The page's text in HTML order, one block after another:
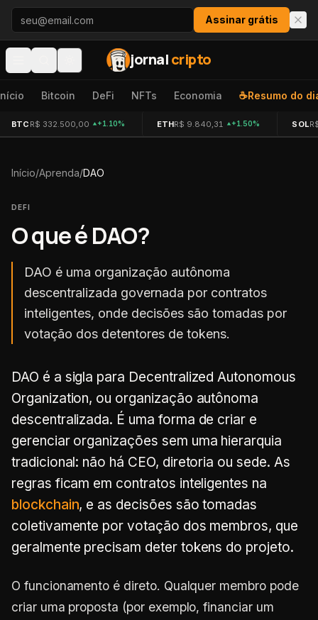
Pular para o conteúdo
Assinar grátis
jornalcripto
Bitcoin DeFi NFTs Economia ☕Resumo do
BTC R$ 332.500,00 +1.10% ETHR$ 9.840,31 +1.50% SOL
Início/Aprenda/DAO
DEFI
O que éDAO?
DAO é uma organização autônoma
descentralizada governada por contratos
inteligentes, onde decisões são tomadas por
votação dos detentores de tokens.
DAO é a sigla para Decentralized Autonomous
Organization, ou organização autônoma
descentralizada. É uma forma de criar e
gerenciar organizações sem uma hierarquia
tradicional: não há CEO, diretoria ou sede. As
regras ficam em contratos inteligentes na
blockchain, e as decisões são tomadas
coletivamente por votação dos membros, que
geralmente precisam deter tokens do projeto.
O funcionamento é direto. Qualquer membro pode
criar uma proposta (por exemplo, financiar um